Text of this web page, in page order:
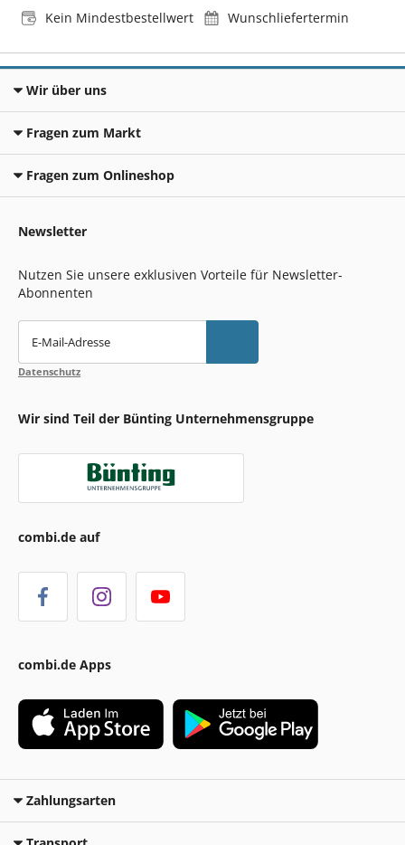
Kein Mindestbestellwert
Wunschliefertermin
Wir über uns
Fragen zum Markt
Fragen zum Onlineshop
Newsletter
Nutzen Sie unsere exklusiven Vorteile für Newsletter-
Abonnenten
E-Mail-Adresse
Datenschutz
Wir sind Teil der Bünting Unternehmensgruppe
combi.de auf
combi.de Apps
Zahlungsarten